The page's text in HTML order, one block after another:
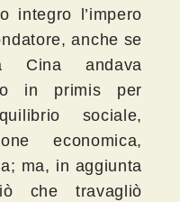
integro l’impero
anche se
Cina andava
in primis per
sociale,
economica,
ma, in aggiunta
che travagliò